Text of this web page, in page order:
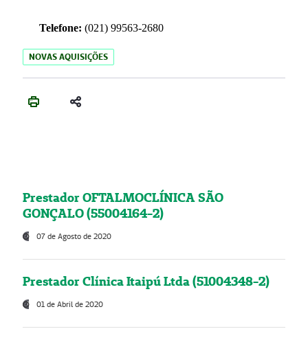
Telefone: (021) 99563-2680
NOVAS AQUISIÇÕES
Prestador OFTALMOCLÍNICA SÃO
GONÇALO (55004164-2)
07 de Agosto de 2020
Prestador Clínica Itaipú Ltda (51004348-2)
01 de Abril de 2020